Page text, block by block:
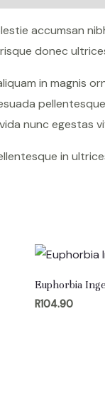
accumsan
donec
in magnis
nunc egestas
in
Euphorbia
R104.90